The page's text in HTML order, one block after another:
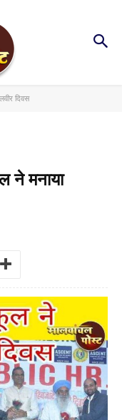
दिवस
ने मनाया